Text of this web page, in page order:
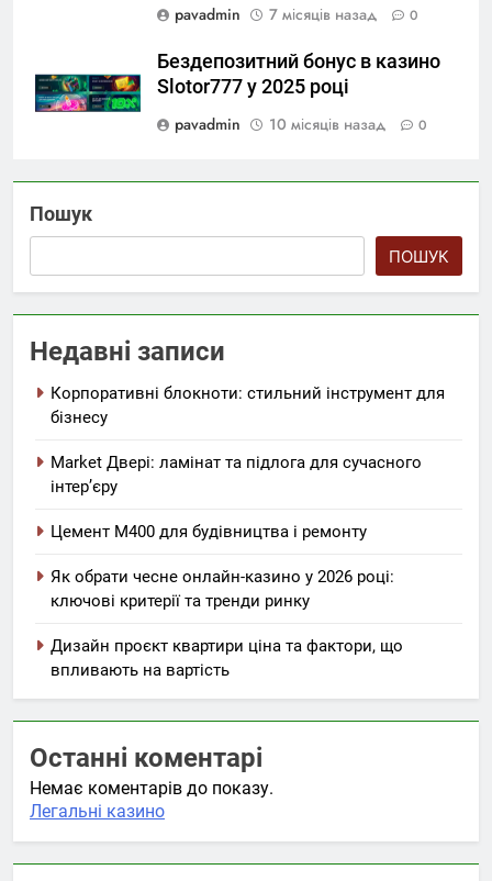
pavadmin
7 місяців назад 0
Бездепозитний бонус в казино
Slotor777 у 2025 році
pavadmin
10 місяців назад 0
Пошук
ПОШУК
Недавні записи
Корпоративні блокноти: стильний інструмент для
бізнесу
Market Двері: ламінат та підлога для сучасного
інтер’єру
Цемент М400 для будівництва і ремонту
Як обрати чесне онлайн-казино у 2026 році:
ключові критерії та тренди ринку
Дизайн проєкт квартири ціна та фактори, що
впливають на вартість
Останні коментарі
Немає коментарів до показу.
Легальні казино